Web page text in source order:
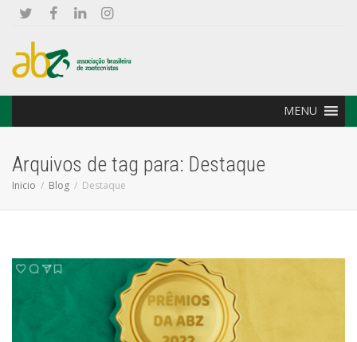
MENU
Arquivos de tag para: Destaque
Inicio Blog Destaque